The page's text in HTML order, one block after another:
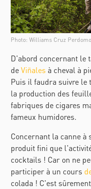
Photo: Williams Cruz Perdomo
D'abord concernant le
deViñales à cheval à
Puis il faudra suivre le
la production des
fabriques de cigares
fameux humidores.
Concernant la canne
produit fini que
cocktails ! Car on ne
participer à un cours
colada ! C'est